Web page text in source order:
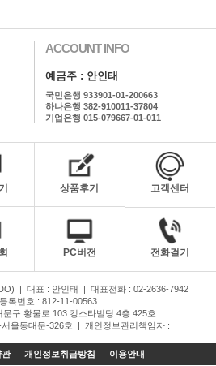
ACCOUNT INFO
예금주 : 안인태
국민은행 933901-01-200663
하나은행 382-910011-37804
기업은행 015-079667-01-011
상품후기 고객센터
PC버전 전화걸기
| 대표 : 안인태 | 대표전화 : 02-2636-7942
록번호 : 812-11-00563
구 황물로 103 킹스타빌딩 4층 425호
울동대문-326호
| 개인정보관리책임자 :
관 개인정보취급방침 이용안내